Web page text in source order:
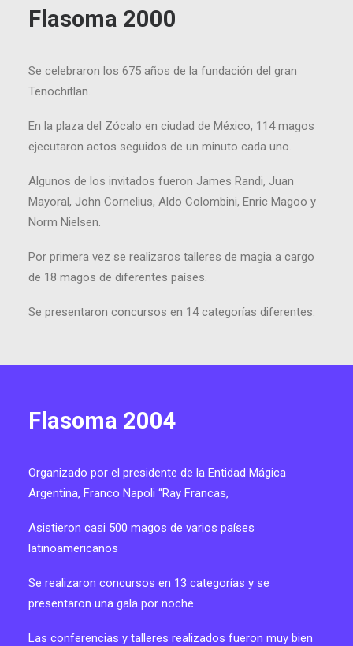
Flasoma 2000
Se celebraron los 675 años de la fundación del gran
Tenochitlan.
En la plaza del Zócalo en ciudad de México, 114 magos
ejecutaron actos seguidos de un minuto cada uno.
Algunos de los invitados fueron James Randi, Juan
Mayoral, John Cornelius, Aldo Colombini, Enric Magoo y
Norm Nielsen.
Por primera vez se realizaros talleres de magia a cargo
de 18 magos de diferentes países.
Se presentaron concursos en 14 categorías diferentes.
Flasoma 2004
Organizado por el presidente de la Entidad Mágica
Argentina, Franco Napoli “Ray Francas,
Asistieron casi 500 magos de varios países
latinoamericanos
Se realizaron concursos en 13 categorías y se
presentaron una gala por noche.
Las conferencias y talleres realizados fueron muy bien